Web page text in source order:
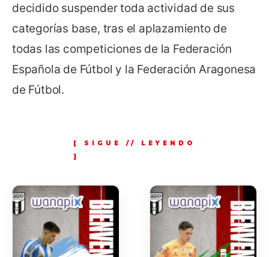
decidido suspender toda actividad de sus
categorías base, tras el aplazamiento de
todas las competiciones de la Federación
Española de Fútbol y la Federación Aragonesa
de Fútbol.